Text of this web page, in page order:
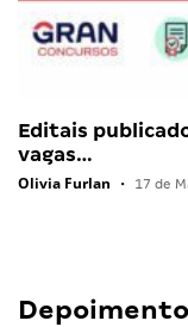
Editais
vagas…
Olivia Furlan • 17 de